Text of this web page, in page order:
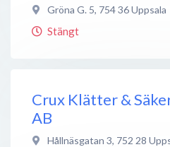
Gröna G. 5, 754 36Uppsala
Stängt
Crux Klätter &
AB
Hållnäsgatan 3, 752 28